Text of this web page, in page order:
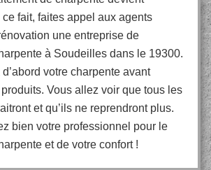
fait, faites appel aux agents
une entreprise de
à Soudeilles dans le 19300.
votre charpente avant
Vous allez voir que tous les
et qu’ils ne reprendront plus.
bien votre professionnel pour le
et de votre confort !